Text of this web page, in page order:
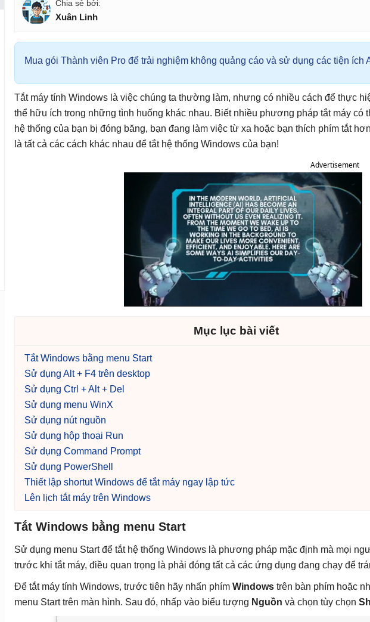
Xuân Linh
Mua gói Thành viên Pro để trải nghiệm không quảng cáo và sử dụng các tiện ích
Tắt máy tính Windows là việc chúng ta thường làm, nhưng có nhiều cách để thực
thể hữu ích trong những tình huống khác nhau. Biết nhiều phương pháp tắt máy có
hệ thống của bạn bị đóng băng, bạn đang làm việc từ xa hoặc bạn thích phím tắt
là tất cả các cách khác nhau để tắt hệ thống Windows của bạn!
Advertisement
Mục lục bài viết
Tắt Windows bằng menu Start
Sử dụng Alt + F4 trên desktop
Sử dụng Ctrl + Alt + Del
Sử dụng menu WinX
Sử dụng nút nguồn
Sử dụng hộp thoại Run
Sử dụng Command Prompt
Sử dụng PowerShell
Thiết lập shortut Windows để tắt máy ngay lập tức
Lên lịch tắt máy trên Windows
Tắt Windows bằng menu Start
Sử dụng menu Start để tắt hệ thống Windows là phương pháp mặc định mà mọi
trước khi tắt máy, điều quan trọng là phải đóng tất cả các ứng dụng đang chạy để
Để tắt máy tính Windows, trước tiên hãy nhấn phím Windows trên bàn phím hoặc
menu Start trên màn hình. Sau đó, nhấp vào biểu tượng Nguồn và chọn tùy chọn